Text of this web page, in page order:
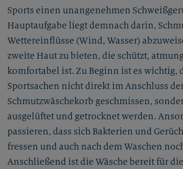
Sports einen unangenehmen
Hauptaufgabe liegt demnach darin,
Wettereinflüsse (Wind, Wasser)
zweite Haut zu bieten, die schützt,
komfortabel ist. Zu Beginn ist es wichtig,
Sportsachen nicht direkt im Anschluss
Schmutzwäschekorb geschmissen,
ausgelüftet und getrocknet werden.
passieren, dass sich Bakterien und
fressen und auch nach dem Waschen
Anschließend ist die Wäsche bereit für